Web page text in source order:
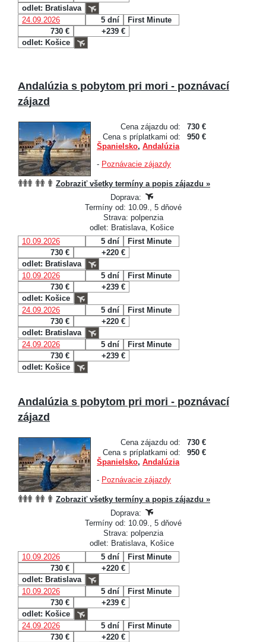
odlet: Bratislava
24.09.2026
5 dní
First Minute
730 €
+239 €
odlet: Košice
Andalúzia s pobytom pri mori - poznávací
zájazd
Cena zájazdu od:
730 €
Cena s príplatkami od:
950 €
Španielsko, Andalúzia
- Poznávacie zájazdy
Zobraziť všetky termíny a popis zájazdu »
Doprava:
Termíny od: 10.09., 5 dňové
Strava: polpenzia
odlet: Bratislava, Košice
10.09.2026
5 dní
First Minute
730 €
+220 €
odlet: Bratislava
10.09.2026
5 dní
First Minute
730 €
+239 €
odlet: Košice
24.09.2026
5 dní
First Minute
730 €
+220 €
odlet: Bratislava
24.09.2026
5 dní
First Minute
730 €
+239 €
odlet: Košice
Andalúzia s pobytom pri mori - poznávací
zájazd
Cena zájazdu od:
730 €
Cena s príplatkami od:
950 €
Španielsko, Andalúzia
- Poznávacie zájazdy
Zobraziť všetky termíny a popis zájazdu »
Doprava:
Termíny od: 10.09., 5 dňové
Strava: polpenzia
odlet: Bratislava, Košice
10.09.2026
5 dní
First Minute
730 €
+220 €
odlet: Bratislava
10.09.2026
5 dní
First Minute
730 €
+239 €
odlet: Košice
24.09.2026
5 dní
First Minute
730 €
+220 €